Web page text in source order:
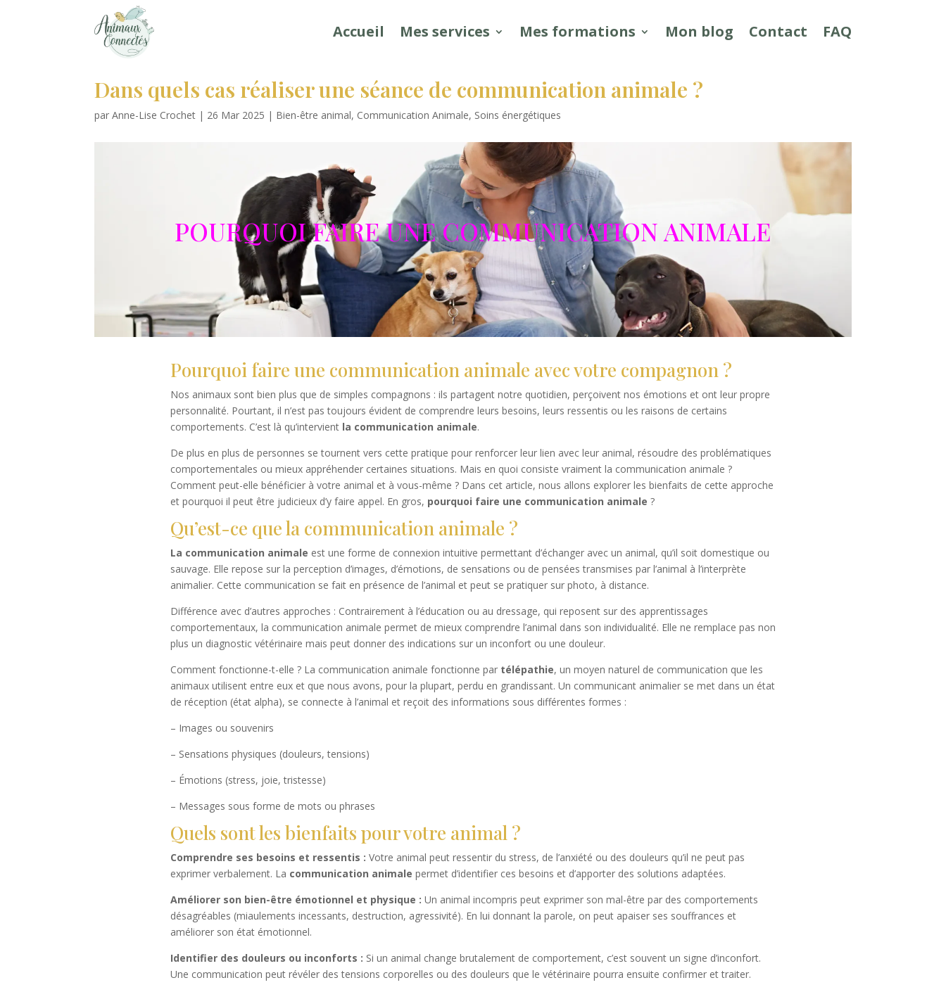
Accueil Mes services Mes formations Mon blog Contact FAQ
Dans quels cas réaliser une séance de communication animale ?
parAnne-Lise Crochet | 26 Mar 2025 | Bien-être animal, Communication Animale, Soins énergétiques
POURQUOI FAIRE UNE COMMUNICATION ANIMALE
Pourquoi faire une communication animale avec votre compagnon ?
Nos animaux sont bien plus que de simples compagnons : ils partagent notre quotidien, perçoivent nos émotions et ont leur propre
personnalité. Pourtant, il n’est pas toujours évident de comprendre leurs besoins, leurs ressentis ou les raisons de certains
comportements. C’est là qu’intervient la communication animale.
De plus en plus de personnes se tournent vers cette pratique pour renforcer leur lien avec leur animal, résoudre des problématiques
comportementales ou mieux appréhender certaines situations. Mais en quoi consiste vraiment la communication animale ?
Comment peut-elle bénéficier à votre animal et à vous-même ? Dans cet article, nous allons explorer les bienfaits de cette approche
et pourquoi il peut être judicieux d’y faire appel. En gros, pourquoi faire une communication animale ?
Qu’est-ce que la communication animale ?
La communication animale est une forme de connexion intuitive permettant d’échanger avec un animal, qu’il soit domestique ou
sauvage. Elle repose sur la perception d’images, d’émotions, de sensations ou de pensées transmises par l’animal à l’interprète
animalier. Cette communication se fait en présence de l’animal et peut se pratiquer sur photo, à distance.
Différence avec d’autres approches : Contrairement à l’éducation ou au dressage, qui reposent sur des apprentissages
comportementaux, la communication animale permet de mieux comprendre l’animal dans son individualité. Elle ne remplace pas non
plus un diagnostic vétérinaire mais peut donner des indications sur un inconfort ou une douleur.
Comment fonctionne-t-elle ? La communication animale fonctionne par télépathie, un moyen naturel de communication que les
animaux utilisent entre eux et que nous avons, pour la plupart, perdu en grandissant. Un communicant animalier se met dans un état
de réception (état alpha), se connecte à l’animal et reçoit des informations sous différentes formes :
– Images ou souvenirs
– Sensations physiques (douleurs, tensions)
– Émotions (stress, joie, tristesse)
– Messages sous forme de mots ou phrases
Quels sont les bienfaits pour votre animal ?
Comprendre ses besoins et ressentis : Votre animal peut ressentir du stress, de l’anxiété ou des douleurs qu’il ne peut pas
exprimer verbalement. La communication animale permet d’identifier ces besoins et d’apporter des solutions adaptées.
Améliorer son bien-être émotionnel et physique : Un animal incompris peut exprimer son mal-être par des comportements
désagréables (miaulements incessants, destruction, agressivité). En lui donnant la parole, on peut apaiser ses souffrances et
améliorer son état émotionnel.
Identifier des douleurs ou inconforts : Si un animal change brutalement de comportement, c’est souvent un signe d’inconfort.
Une communication peut révéler des tensions corporelles ou des douleurs que le vétérinaire pourra ensuite confirmer et traiter.